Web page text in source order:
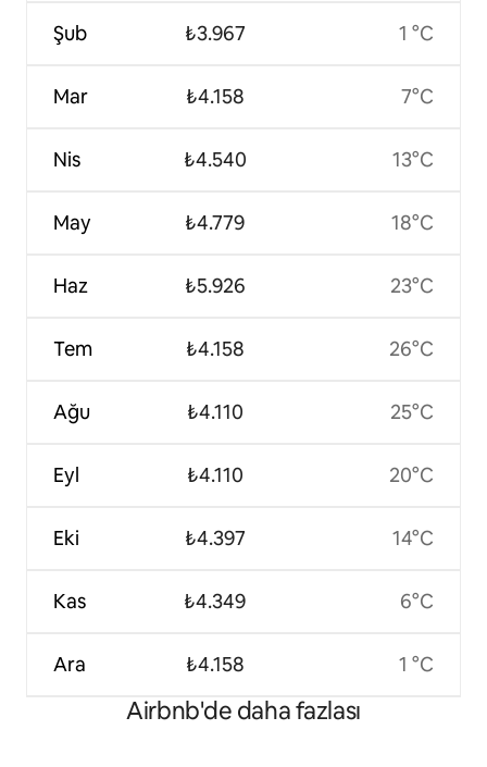
Şub
Mar
Nis
May
Haz
Tem
Ağu
Eyl
Eki
Kas
Ara
₺3.967
₺4.158
₺4.540
₺4.779
₺5.926
₺4.158
₺4.110
₺4.110
₺4.397
₺4.349
₺4.158
1 °C
7°C
13°C
18°C
23°C
26°C
25°C
20°C
14°C
6°C
1 °C
Airbnb'de daha fazlası